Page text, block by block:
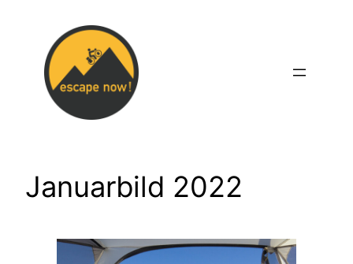
springen
Januarbild 2022